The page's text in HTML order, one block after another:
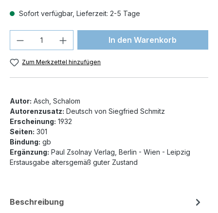
Sofort verfügbar, Lieferzeit: 2-5 Tage
Produkt Anzahl: Gib denIn den Warenkorb
Zum Merkzettel hinzufügen
Autor: Asch, Schalom
Autorenzusatz: Deutsch von Siegfried Schmitz
Erscheinung: 1932
Seiten: 301
Bindung: gb
Ergänzung: Paul Zsolnay Verlag, Berlin - Wien - Leipzig
Erstausgabe altersgemäß guter Zustand
Beschreibung